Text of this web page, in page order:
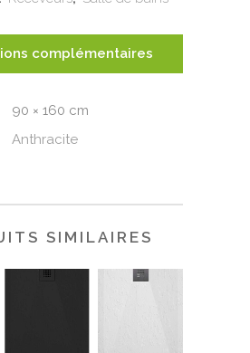
complémentaires
90 × 160 cm
Anthracite
SIMILAIRES